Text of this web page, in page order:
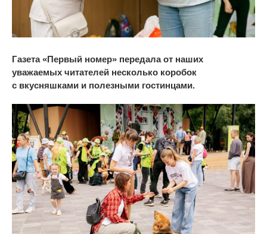
Газета«Первый номер» передала от наших
уважаемых читателей несколько коробок
с вкусняшками и полезными гостинцами.